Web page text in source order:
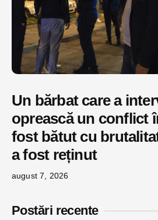
Un bărbat care a
oprească un conflict
fost bătut cu
a fost reținut
august 7, 2026
Postări recente